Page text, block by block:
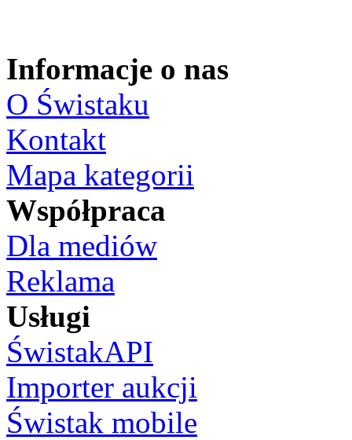
Informacje o nas
O Świstaku
Kontakt
Mapa kategorii
Współpraca
Dla mediów
Reklama
Usługi
ŚwistakAPI
Importer aukcji
Świstak mobile